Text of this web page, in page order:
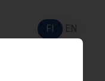
FI EN